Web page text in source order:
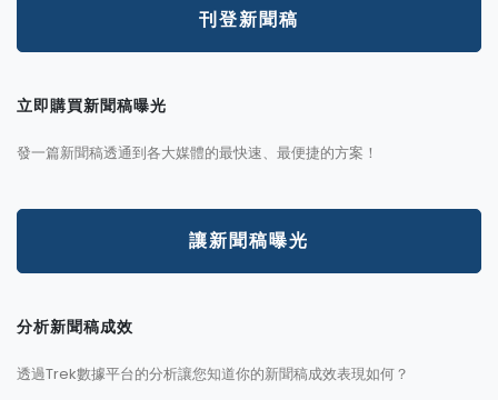
刊登新聞稿
立即購買新聞稿曝光
發一篇新聞稿透通到各大媒體的最快速、最便捷的方案！
讓新聞稿曝光
分析新聞稿成效
透過Trek數據平台的分析讓您知道你的新聞稿成效表現如何？